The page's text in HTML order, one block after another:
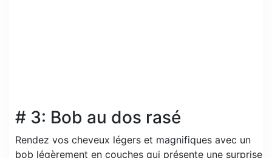
# 3: Bob au dos rasé
Rendez vos cheveux légers et magnifiques avec un
bob légèrement en couches qui présente une surprise